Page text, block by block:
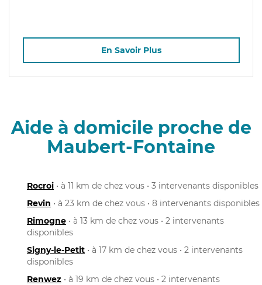
En Savoir Plus
Aide à domicile proche de
Maubert-Fontaine
Rocroi • à 11 km de chez vous • 3 intervenants disponibles
Revin • à 23 km de chez vous • 8 intervenants disponibles
Rimogne • à 13 km de chez vous • 2 intervenants
disponibles
Signy-le-Petit • à 17 km de chez vous • 2 intervenants
disponibles
Renwez • à 19 km de chez vous • 2 intervenants